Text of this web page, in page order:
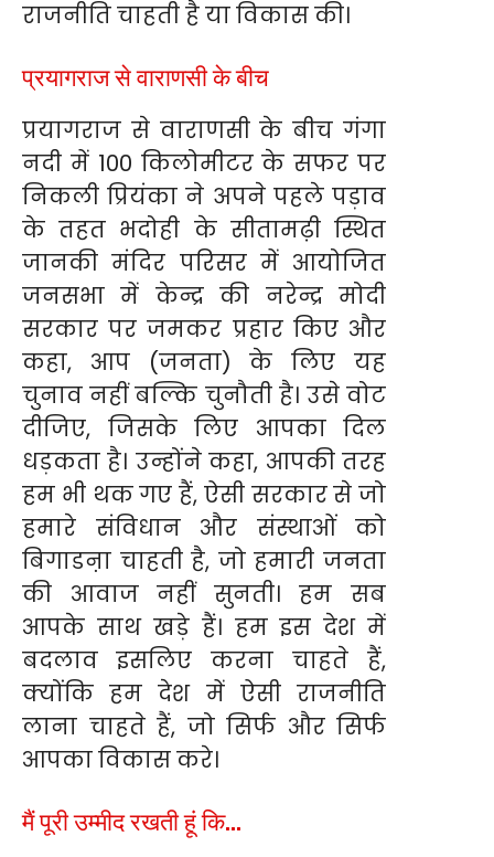
राजनीति चाहती है या विकास की।
प्रयागराज से वाराणसी के बीच
प्रयागराज से वाराणसी के बीच गंगा
नदी में 100 किलोमीटर के सफर पर
निकली प्रियंका ने अपने पहले पड़ाव
के तहत भदोही के सीतामढ़ी स्थित
जानकी मंदिर परिसर में आयोजित
जनसभा में केन्द्र की नरेन्द्र मोदी
सरकार पर जमकर प्रहार किए और
कहा, आप (जनता) के लिए यह
चुनाव नहीं बल्कि चुनौती है। उसे वोट
दीजिए, जिसके लिए आपका दिल
धड़कता है। उन्होंने कहा, आपकी तरह
हम भी थक गए हैं, ऐसी सरकार से जो
हमारे संविधान और संस्थाओं को
बिगाडऩा चाहती है, जो हमारी जनता
की आवाज नहीं सुनती। हम सब
आपके साथ खड़े हैं। हम इस देश में
बदलाव इसलिए करना चाहते हैं,
क्योंकि हम देश में ऐसी राजनीति
लाना चाहते हैं, जो सिर्फ और सिर्फ
आपका विकास करे।
मैं पूरी उम्मीद रखती हूं कि…